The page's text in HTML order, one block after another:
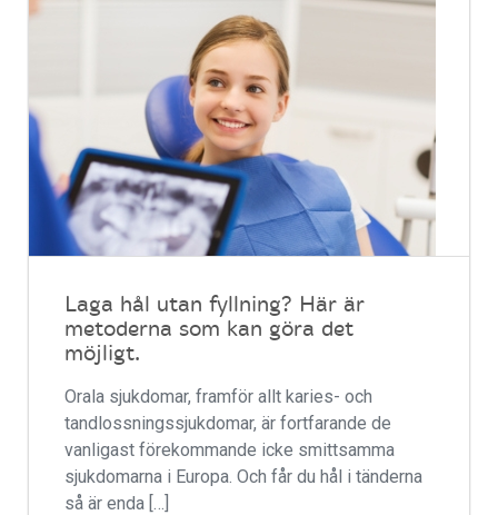
Laga hål utan fyllning? Här är
metoderna som kan göra det
möjligt.
Orala sjukdomar, framför allt karies- och
tandlossningssjukdomar, är fortfarande de
vanligast förekommande icke smittsamma
sjukdomarna i Europa. Och får du hål i tänderna
så är enda […]